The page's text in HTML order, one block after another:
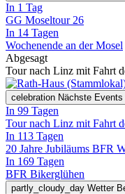
In 1 Tag
GG Moseltour 26
In 14 Tagen
Wochenende an der Mosel
Abgesagt
Tour nach Linz mit Fahrt
celebration Nächste Events
In 99 Tagen
Tour nach Linz mit Fahrt
In 113 Tagen
20 Jahre Jubiläums BFR
In 169 Tagen
BFR Bikerglühen
partly_cloudy_day Wetter